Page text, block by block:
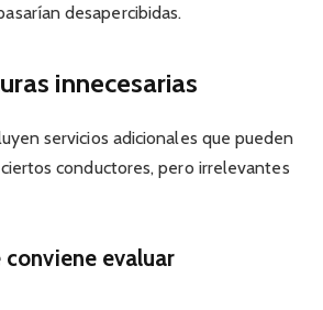
desapercibidas.
innecesarias
servicios adicionales que pueden
conductores, pero irrelevantes
evaluar